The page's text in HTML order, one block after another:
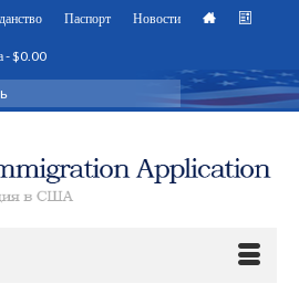
Паспорт Новости
-$0.00